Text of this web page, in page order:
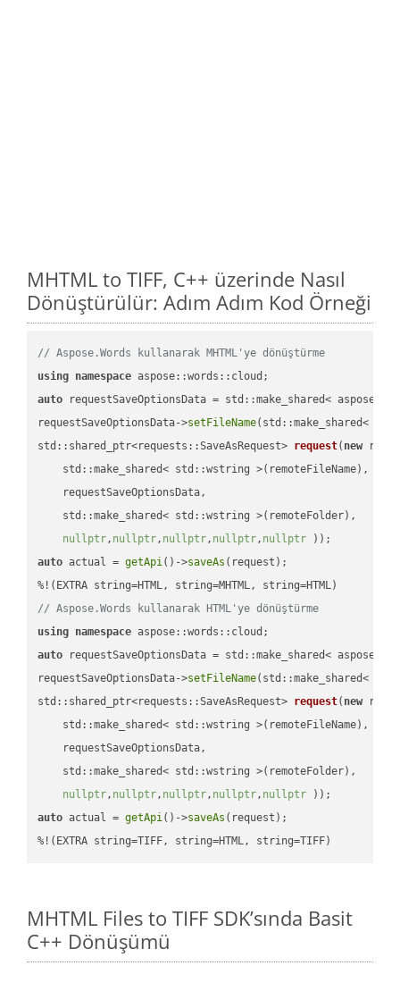
MHTML to TIFF, C++ üzerinde Nasıl
Dönüştürülür: Adım Adım Kod Örneği
// Aspose.Words kullanarak MHTML'ye dönüştürme
using namespace
auto requestSaveOptionsData = std::make_shared<
requestSaveOptionsData->setFileName(std::make_shared<
std::shared_ptr<requests::SaveAsRequest> request( new
    std::make_shared< std::wstring >(remoteFileName),
    requestSaveOptionsData,
    std::make_shared< std::wstring >(remoteFolder),
nullptr, nullptr, nullptr, nullptr, nullptr ))
auto actual = getApi()->saveAs (request);
// Aspose.Words kullanarak HTML'ye dönüştürme
using namespace
auto requestSaveOptionsData = std::make_shared<
requestSaveOptionsData->setFileName(std::make_shared<
std::shared_ptr<requests::SaveAsRequest> request( new
    std::make_shared< std::wstring >(remoteFileName),
    requestSaveOptionsData,
    std::make_shared< std::wstring >(remoteFolder),
nullptr, nullptr, nullptr, nullptr, nullptr ))
auto actual = getApi()->saveAs (request);
%!(EXTRA string=TIFF, string=HTML, string=TIFF)
MHTML Files to TIFF SDK’sında Basit
C++ Dönüşümü